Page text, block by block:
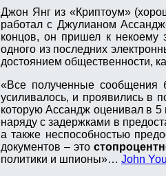
Джон Янг из «Криптоум»
работал с Джулианом
концов, он пришел к некоему
одного из последних
достоянием общественности,
«Все полученные сообщения
усиливалось, и проявились в
которую Ассандж оценивал в
наряду с задержками в
а также неспособностью
документов – это
политики и шпионы»… John